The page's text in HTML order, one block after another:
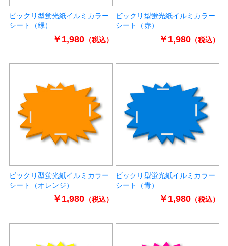
ビックリ型蛍光紙イルミカラー
シート（緑）
￥1,980（税込）
ビックリ型蛍光紙イルミカラー
シート（赤）
￥1,980（税込）
ビックリ型蛍光紙イルミカラー
シート（オレンジ）
￥1,980（税込）
ビックリ型蛍光紙イルミカラー
シート（青）
￥1,980（税込）